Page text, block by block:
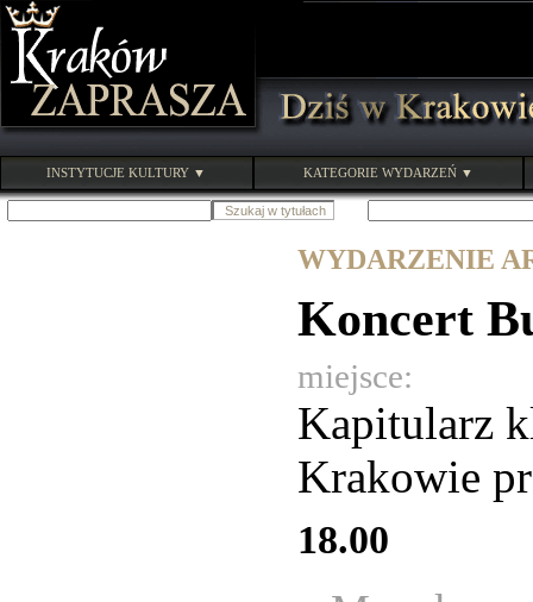
INSTYTUCJE KULTURY ▼ KATEGORIE WYDARZEŃ ▼
WYDARZENIE
Koncert
miejsce:
Kapitularz
Krakowie
18.00